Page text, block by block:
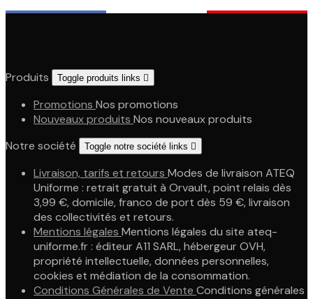
Produits Toggle produits links 
Promotions Nos promotions
Nouveaux produits Nos nouveaux produits
Notre société
Toggle notre société links 
Livraison, tarifs et retours Modes de livraison ATEQ
Uniforme : retrait gratuit à Orvault, point relais dès
3,99 €, domicile, franco de port dès 59 €, livraison
des collectivités et retours.
Mentions légales Mentions légales du site ateq-
uniforme.fr : éditeur A11 SARL, hébergeur OVH,
propriété intellectuelle, données personnelles,
cookies et médiation de la consommation.
Conditions Générales de Vente Conditions générales